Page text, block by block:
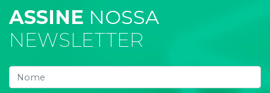
ASSINE NOSSA
NEWSLETTER